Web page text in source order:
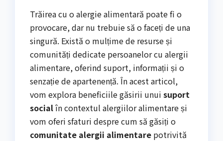
Trăirea cu o alergie alimentară poate fi o
provocare, dar nu trebuie să o faceți de una
singură. Există o mulțime de resurse și
comunități dedicate persoanelor cu alergii
alimentare, oferind suport, informații și o
senzație de apartenență. În acest articol,
vom explora beneficiile găsirii unui suport
socialîn contextul alergiilor alimentare și
vom oferi sfaturi despre cum să găsiți o
comunitate alergii alimentare potrivită